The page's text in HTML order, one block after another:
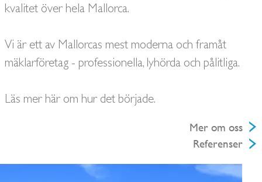
kvalitet över hela Mallorca.
Vi är ett av Mallorcas mest moderna och framåt
mäklarföretag - professionella, lyhörda och pålitliga.
Läs mer här om hur det började.
Mer om oss
Referenser